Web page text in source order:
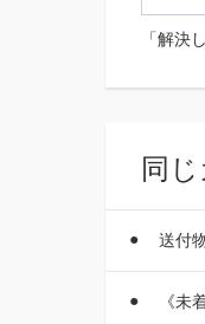
「解決
同
送付
《未